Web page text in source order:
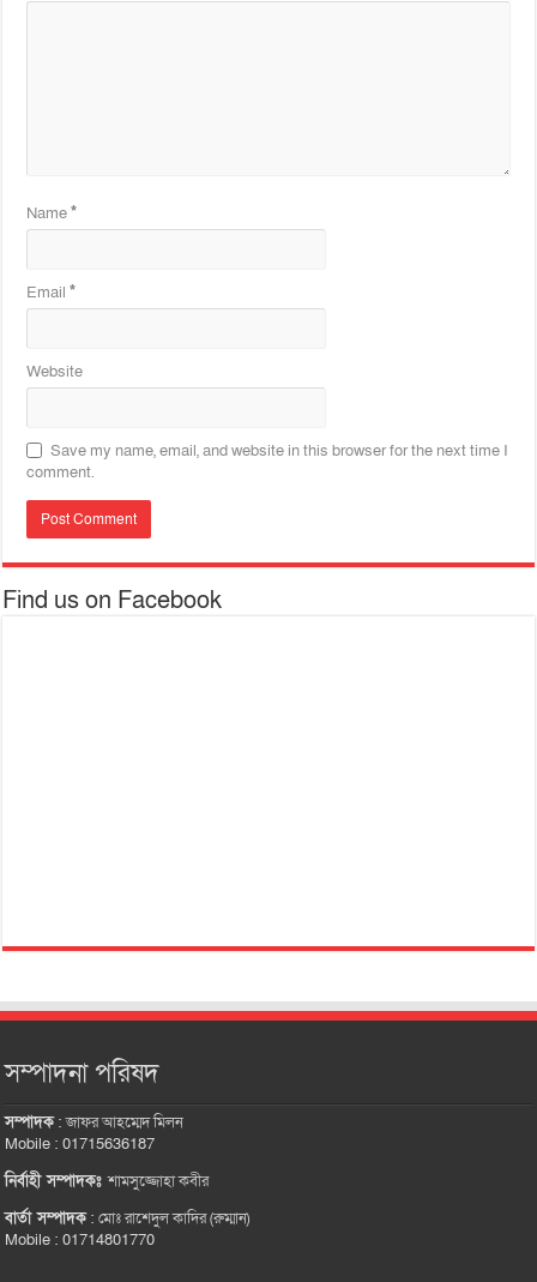
Name*
Email*
Website
Save my name, email, and website in this browser for the next time I
comment.
Find us on Facebook
সম্পাদনা পরিষদ
সম্পাদক:জাফর আহম্মেদ মিলন
Mobile : 01715636187
নির্বাহী সম্পাদকঃশামসুজ্জোহা কবীর
বার্তা সম্পাদক:মোঃ রাশেদুল কাদির (রুম্মান)
Mobile : 01714801770